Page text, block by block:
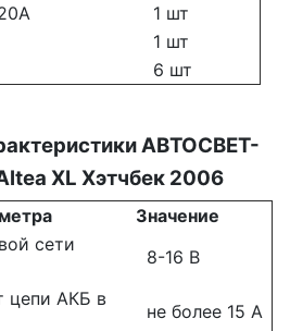
1 шт
1 шт
6 шт
АВТОСВЕТ-
XL Хэтчбек 2006
Значение
сети
8-16 В
цепи АКБ в
не более 15 А